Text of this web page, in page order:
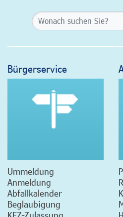
Bürgerservice
Ummeldung
Anmeldung
Abfallkalender
Beglaubigung